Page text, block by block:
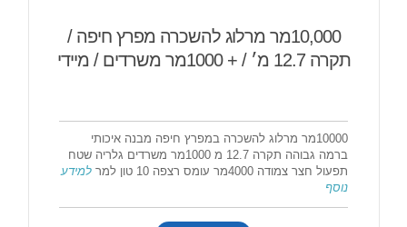
10,000מר מרלוג להשכרה מפרץ חיפה /
תקרה 12.7 מ׳ / + 1000מר משרדים / מיידי
10000מר מרלוג להשכרה במפרץ חיפה מבנה איכותי
ברמה גבוהה תקרה 12.7 מ 1000מר משרדים גלריה שטח
תפעול חצר צמודה 4000מר עומס רצפה 10 טון למר
למידע
נוסף